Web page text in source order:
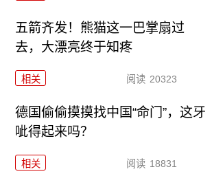
五箭齐发！熊猫这一巴掌扇过
去，大漂亮终于知疼
相关 阅读 20323
德国偷偷摸摸找中国“命门”，这牙
呲得起来吗？
相关 阅读 18831